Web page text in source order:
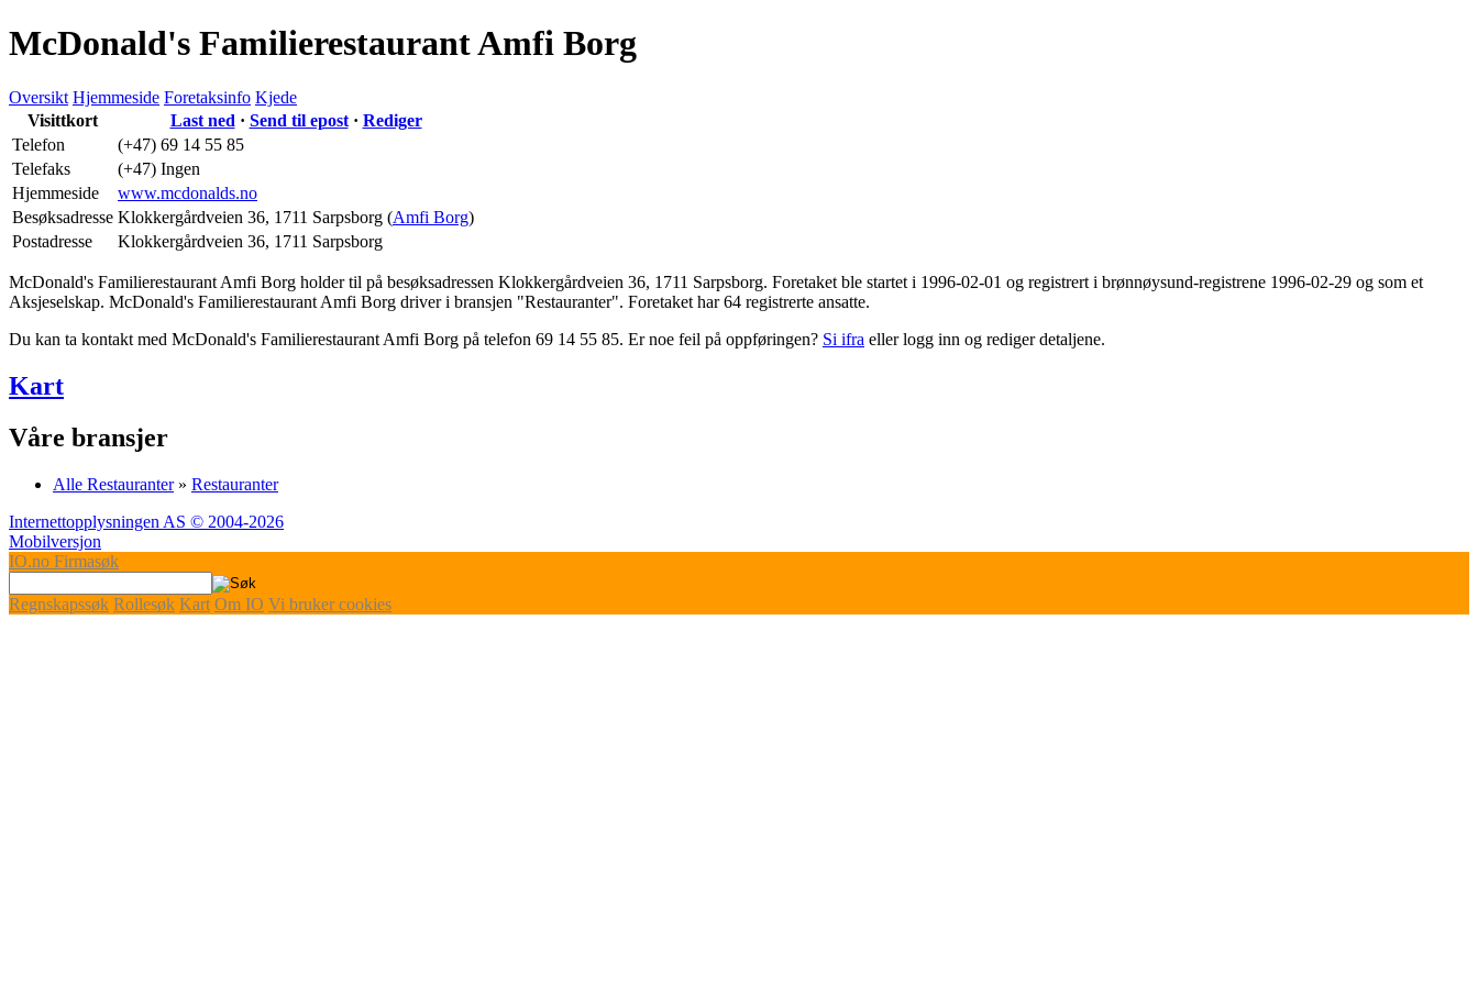
McDonald's Familierestaurant Amfi Borg
Oversikt Hjemmeside Foretaksinfo Kjede
Visittkort
Last ned · Send til epost· Rediger
Telefon
(+47) 69 14 55 85
Telefaks
(+47) Ingen
Hjemmeside
www.mcdonalds.no
Besøksadresse Klokkergårdveien 36, 1711 Sarpsborg (Amfi Borg)
Postadresse
Klokkergårdveien 36, 1711 Sarpsborg
McDonald's Familierestaurant Amfi Borg holder til på besøksadressen Klokkergårdveien 36, 1711 Sarpsborg. Foretaket ble startet i 1996-02-01 og registrert i brønnøysund-registrene 1996-02-29 og som et
Aksjeselskap. McDonald's Familierestaurant Amfi Borg driver i bransjen "Restauranter". Foretaket har 64 registrerte ansatte.
Du kan ta kontakt med McDonald's Familierestaurant Amfi Borg på telefon 69 14 55 85. Er noe feil på oppføringen? Si ifra eller logg inn og rediger detaljene.
Kart
Våre bransjer
Alle Restauranter» Restauranter
Internettopplysningen AS © 2004-2026
Mobilversjon
IO.no Firmasøk
Regnskapssøk Rollesøk Kart Om IO Vi bruker cookies